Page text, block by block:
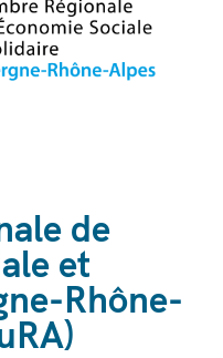
de
et
Rhône-